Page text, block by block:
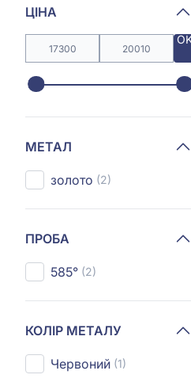
ЦІНА
МЕТАЛ
золото (2)
ПРОБА
585° (2)
КОЛІР МЕТАЛУ
Червоний (1)